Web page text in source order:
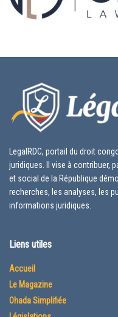
LegalRDC, portail du droit
juridiques. Il vise à contribuer,
et social de la République
recherches, les analyses, les
informations juridiques.
Liens utiles
Accueil
Le Magazine
Ohada Simplifiée